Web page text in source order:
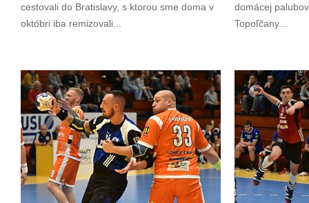
cestovali do Bratislavy, s ktorou sme doma v
októbri iba remizovali...
domácej
Topoľčany...